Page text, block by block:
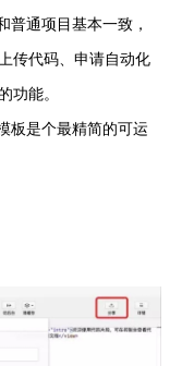
普通项目基本一致，
传代码、申请自动化
功能。
板是个最精简的可运